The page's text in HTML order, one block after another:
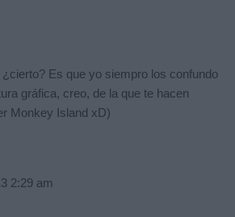
Es que yo siempro los confundo
gráfica, creo, de la que te hacen
Monkey Island xD)
2:29 am